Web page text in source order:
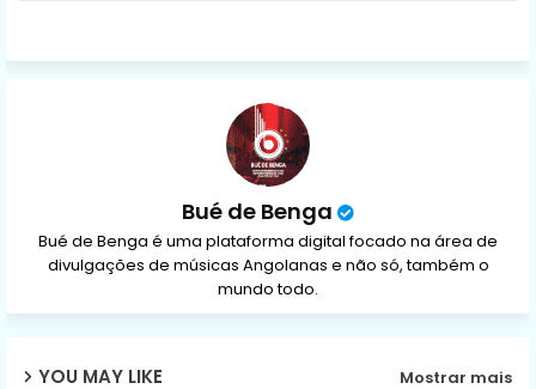
ap
Bué de Benga
Bué de Benga é uma plataforma digital focado na área de
divulgações de músicas Angolanas e não só, também o
mundo todo.
YOU MAY LIKE Mostrar mais